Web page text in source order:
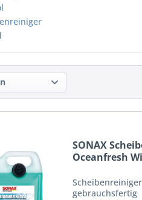
SONAX
Oceanfresh
gebrauchsfertig